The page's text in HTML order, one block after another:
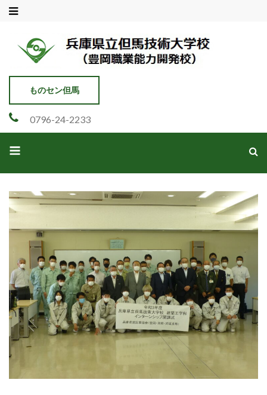
兵庫県立但馬技術大学校
豊岡市職業能力開発校
ものセン但馬
0796-24-2233